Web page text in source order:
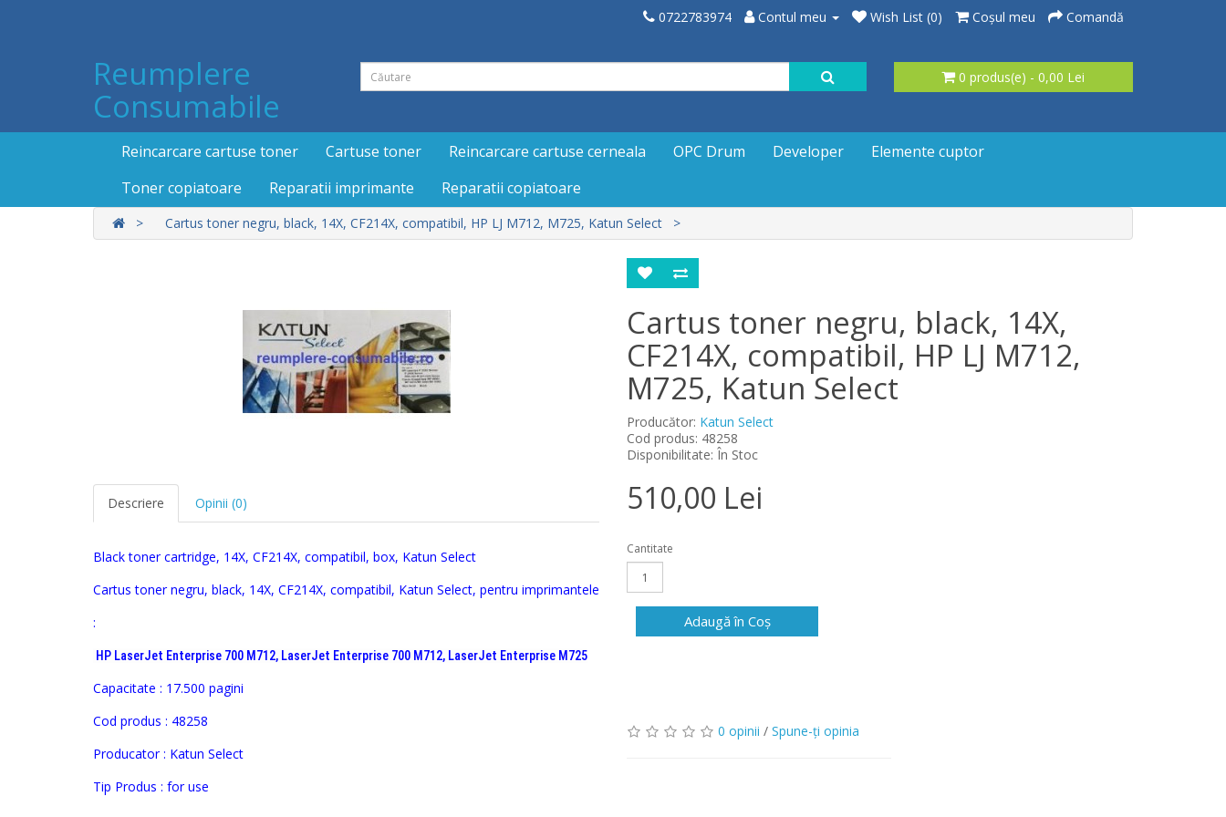
0722783974 Contul meu Wish List (0) Coşul meu Comandă
Reumplere
Consumabile
0 produs(e) - 0,00 Lei
Reincarcare cartuse toner Cartuse toner Reincarcare cartuse cerneala OPC Drum Developer
Elemente cuptor
Toner copiatoare
Reparatii imprimante Reparatii copiatoare
Cartus toner negru, black, 14X, CF214X, compatibil, HP LJ M712, M725, Katun Select
Descriere Opinii (0)
Black toner cartridge, 14X, CF214X, compatibil, box, Katun Select
Cartus toner negru, black, 14X, CF214X, compatibil, Katun Select, pentru imprimantele
:
HP LaserJet Enterprise 700 M712, LaserJet Enterprise 700 M712, LaserJet Enterprise M725
Capacitate : 17.500 pagini
Cod produs : 48258
Producator : Katun Select
Tip Produs : for use
Cartus toner negru, black, 14X,
CF214X, compatibil, HP LJ M712,
M725, Katun Select
Producător: Katun Select
Cod produs: 48258
Disponibilitate: În Stoc
510,00 Lei
Cantitate
Adaugă în Coş
0 opinii / Spune-ţi opinia